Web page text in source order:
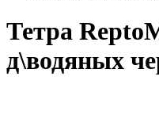
Тетра
д\водяных